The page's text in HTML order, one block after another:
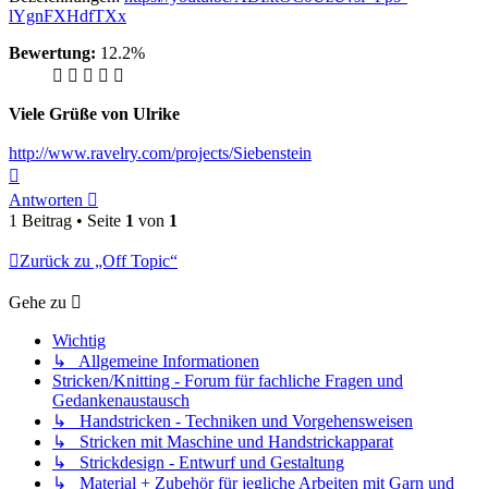
lYgnFXHdfTXx
Bewertung: 12.2%
Viele Grüße von Ulrike
http://www.ravelry.com/projects/Siebenstein
oben
Antworten
1 Beitrag • Seite 1 von 1
Zurück zu „Off Topic“
Gehe zu
Wichtig
↳ Allgemeine Informationen
Stricken/Knitting - Forum für fachliche Fragen und
Gedankenaustausch
↳ Handstricken - Techniken und Vorgehensweisen
↳ Stricken mit Maschine und Handstrickapparat
↳ Strickdesign - Entwurf und Gestaltung
↳ Material + Zubehör für jegliche Arbeiten mit Garn und